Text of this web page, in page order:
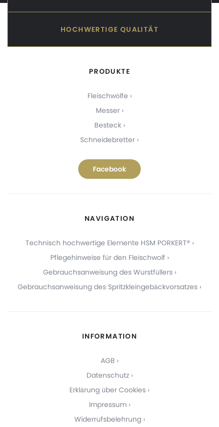
HOCHWERTIGE QUALITÄT
PRODUKTE
Fleischwölfe
Messer
Besteck
Schneidebretter
Facebook
NAVIGATION
Technisch hochwertige Elemente HSM PORKERT®
Pflegehinweise für den Fleischwolf
Gebrauchsanweisung des Wurstfüllers
Gebrauchsanweisung des Spritzkleingebäckvorsatzes
INFORMATION
AGB
Datenschutz
Erklärung über Cookies
Impressum
Widerrufsbelehrung